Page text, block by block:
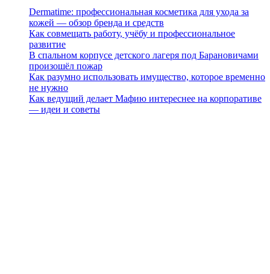
Dermatime: профессиональная косметика для ухода за
кожей — обзор бренда и средств
Как совмещать работу, учёбу и профессиональное
развитие
В спальном корпусе детского лагеря под Барановичами
произошёл пожар
Как разумно использовать имущество, которое временно
не нужно
Как ведущий делает Мафию интереснее на корпоративе
— идеи и советы